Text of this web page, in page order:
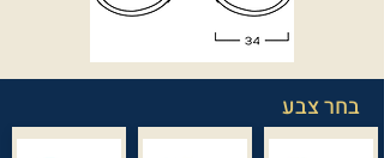
בחר צבע